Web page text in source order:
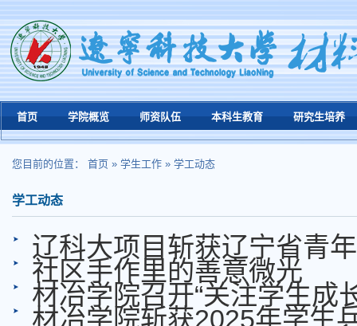
首页 学院概览 师资队伍 本科生教育 研究生培养
您目前的位置： 首页 » 学生工作 » 学工动态
学工动态
辽科大项目斩获辽宁省青
社区手作里的善意微光
材冶学院召开“关注学生成
材冶学院斩获2025年学生